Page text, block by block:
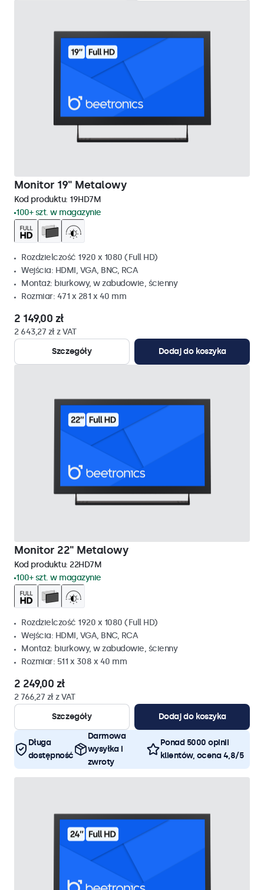
Monitor 19" Metalowy
Kod produktu: 19HD7M
100+ szt. w magazynie
Rozdzielczość 1920 x 1080 (Full HD)
Wejścia: HDMI, VGA, BNC, RCA
Montaż: biurkowy, w zabudowie, ścienny
Rozmiar: 471 x 281 x 40 mm
2 149,00 zł
2 643,27 zł z VAT
Szczegóły
Dodaj do koszyka
Monitor 22" Metalowy
Kod produktu: 22HD7M
100+ szt. w magazynie
Rozdzielczość 1920 x 1080 (Full HD)
Wejścia: HDMI, VGA, BNC, RCA
Montaż: biurkowy, w zabudowie, ścienny
Rozmiar: 511 x 308 x 40 mm
2 249,00 zł
2 766,27 zł z VAT
Szczegóły
Dodaj do koszyka
Długa
dostępność
Darmowa
wysyłka i
zwroty
Ponad 5000 opinii
klientów, ocena 4,8/5